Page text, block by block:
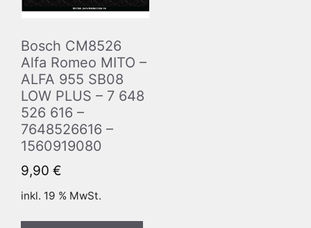
Bosch CM8526
Alfa Romeo MITO –
ALFA 955 SB08
LOW PLUS – 7 648
526 616 –
7648526616 –
1560919080
9,90 €
inkl. 19 % MwSt.